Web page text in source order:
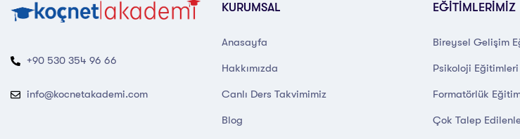
+90 530 354 96 66
info@kocnetakademi.com
KURUMSAL
Anasayfa
Hakkımızda
Canlı Ders Takvimimiz
Blog
EĞİTİMLERİMİZ
Bireysel Gelişim
Psikoloji Eğitimleri
Formatörlük
Çok Talep